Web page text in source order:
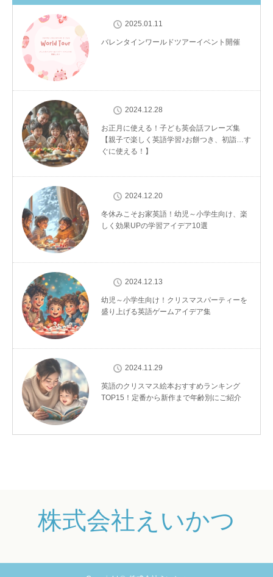
2025.01.11
バレンタインワールドツアーイベント開催
2024.12.28
お正月に使える！子ども英会話フレーズ集
【親子で楽しく英語学習♪お餅つき、初詣…す
ぐに使える！】
2024.12.20
冬休みこそお家英語！幼児～小学生向け、楽
しく効果UPの学習アイデア10選
2024.12.13
幼児～小学生向け！クリスマスパーティーを
盛り上げる英語ゲームアイデア集
2024.11.29
英語のクリスマス絵本おすすめランキング
TOP15！定番から新作まで年齢別にご紹介
株式会社えいかつ